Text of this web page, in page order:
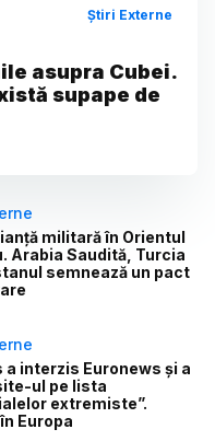
Știri Externe
asupra Cubei.
supape de
militară în Orientul
Arabia Saudită, Turcia
semnează un pact
a interzis Euronews și a
ul pe lista
extremiste”.
Europa